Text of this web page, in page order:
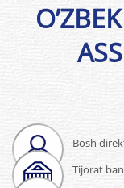
Bosh
Tijorat